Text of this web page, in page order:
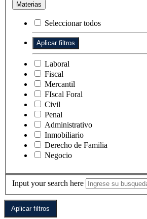
Materias
Seleccionar todos
Laboral
Fiscal
Mercantil
FIscal Foral
Civil
Penal
Administrativo
Inmobiliario
Derecho de Familia
Negocio
Input your search here